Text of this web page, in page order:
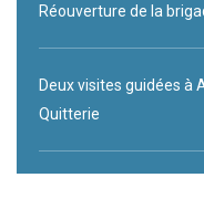
Réouverture de la
Deux visites guidées à
Quitterie